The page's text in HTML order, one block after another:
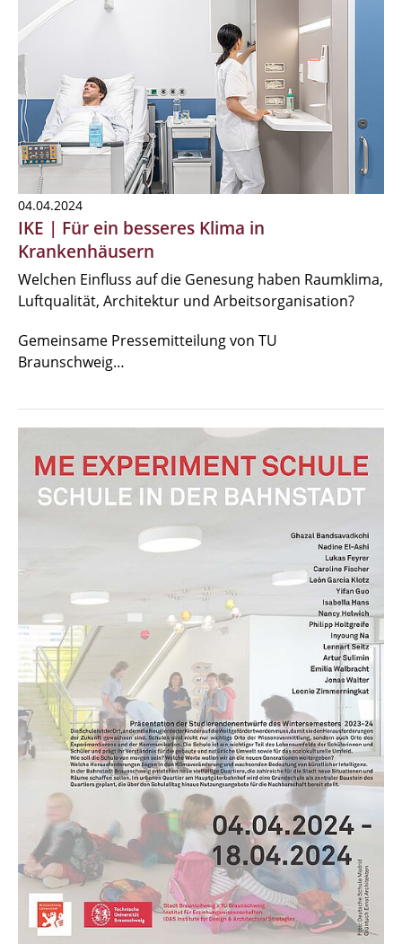
04.04.2024
IKE | Für ein besseres Klima in
Krankenhäusern
Welchen Einfluss auf die Genesung haben Raumklima,
Luftqualität, Architektur und Arbeitsorganisation?
Gemeinsame Pressemitteilung von TU
Braunschweig…